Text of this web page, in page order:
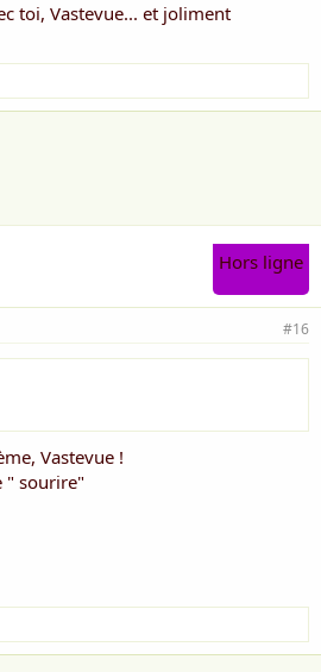
toi, Vastevue... et joliment
Hors ligne
#16
Vastevue !
" sourire"